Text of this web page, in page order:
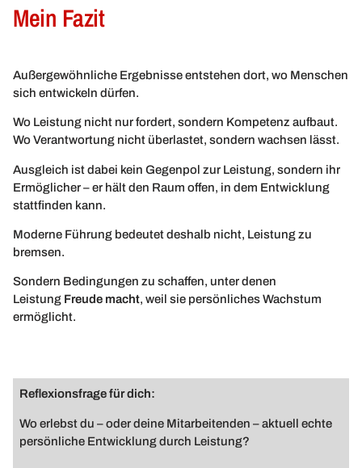
Mein Fazit
Außergewöhnliche Ergebnisse entstehen dort, wo Menschen
sich entwickeln dürfen.
Wo Leistung nicht nur fordert, sondern Kompetenz aufbaut.
Wo Verantwortung nicht überlastet, sondern wachsen lässt.
Ausgleich ist dabei kein Gegenpol zur Leistung, sondern ihr
Ermöglicher – er hält den Raum offen, in dem Entwicklung
stattfinden kann.
Moderne Führung bedeutet deshalb nicht, Leistung zu
bremsen.
Sondern Bedingungen zu schaffen, unter denen
Leistung Freude macht, weil sie persönliches Wachstum
ermöglicht.
Reflexionsfrage für dich:
Wo erlebst du – oder deine Mitarbeitenden – aktuell echte
persönliche Entwicklung durch Leistung?